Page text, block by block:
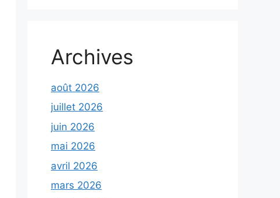
Archives
août 2026
juillet 2026
juin 2026
mai 2026
avril 2026
mars 2026